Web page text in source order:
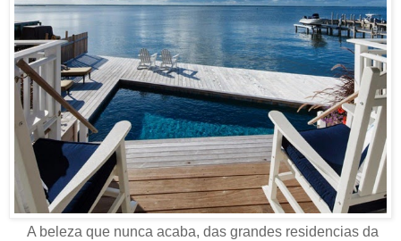
A beleza que nunca acaba, das grandes residencias da